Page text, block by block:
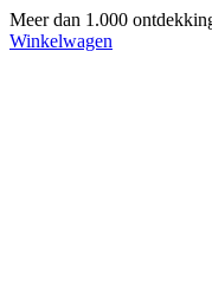
Meer dan 1.000
Winkelwagen